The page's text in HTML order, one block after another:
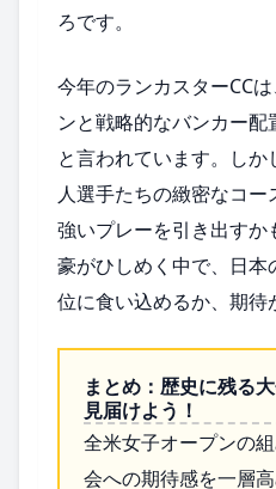
ろです。
今年のランカスターCC
ンと戦略的なバンカー
と言われています。し
人選手たちの緻密なコー
強いプレーを引き出す
豪がひしめく中で、日
位に食い込めるか、期待
まとめ：歴史に残る
見届けよう！
全米女子オープンの
会への期待感を一層